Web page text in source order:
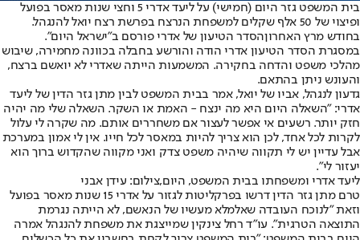
בית המשפט גזר היום (חמישי) על ליעד אדרי 5 וחצי שנות מאסר בפועל
ופיצוי של 50 אלף שקלים למשפחת הנרצח בפרשת רצח יואל להנגהל.
בחודש מרץ האחרוןהסדר הטיעון של אדרי פורסם ב"ישראל היום".
במסגרת הסדר הטיעון אדרי הודה והורשע בחבלה בכוונה מחמירה, שיבוש
מהלכי משפט והדחה בחקירה. המשמעות הייתה שאדרי לא יואשם ברצח,
והעונש ניתן בהתאם.
גדעון לנגהל, אביו של יואל, אמר בבית המשפט לבין מתן גזר הדין של ליעד
אדרי: "השאלה היום היא מה ינצח - האמת או השקר. השאלה שלי מה יהיה
חזק יותר. רשעים אי אפשר לעצור אם משחררים אותם. מה שקרה לי עלול
לקרות לכל אחד, לכן הוא צריך להיות במאסר לכל חייו. אין לי אמון במערכת
אבל עדיין יש לי תקווה שיהיה משפט צדק ואני מקווה שהקדוש ברוך הוא
יעזור לי".
ליעד אדרי ומשפחתו בבית המשפט, היום,צילום: עידן אבני
טרם מתן גזר הדין דרשו בפרקליטות לגזור על אדרי 15 שנות מאסר בפועל
וזאת "לנוכח העובדה שאלמלא מעשיו של הנאשם, לא הייתה נגרמת
התוצאה הטרגית". עו"ד רחל צינקין שמייצגת את משפחת להנגהל אמרה